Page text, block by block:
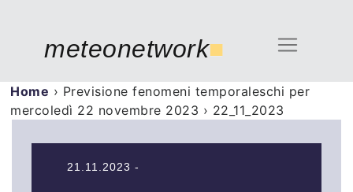
meteonetwork■
Home › Previsione fenomeni temporaleschi per
mercoledì 22 novembre 2023 › 22_11_2023
21.11.2023 -